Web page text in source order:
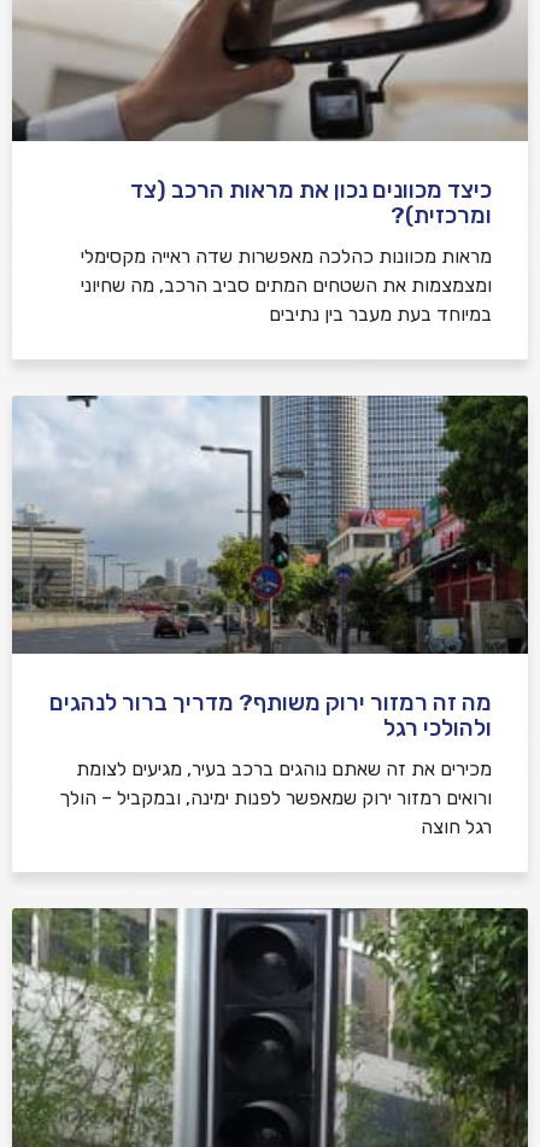
כיצד מכוונים נכון את מראות הרכב (צד
ומרכזית)?
מראות מכוונות כהלכה מאפשרות שדה ראייה מקסימלי
ומצמצמות את השטחים המתים סביב הרכב, מה שחיוני
במיוחד בעת מעבר בין נתיבים
מה זה רמזור ירוק משותף? מדריך ברור לנהגים
ולהולכי רגל
מכירים את זה שאתם נוהגים ברכב בעיר, מגיעים לצומת
ורואים רמזור ירוק שמאפשר לפנות ימינה, ובמקביל – הולך
רגל חוצה